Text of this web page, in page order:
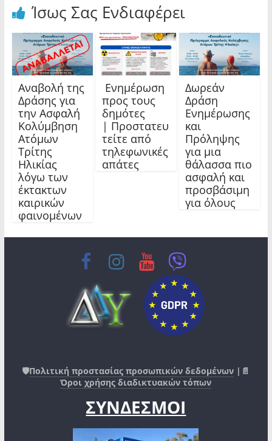
Ίσως Σας Ενδιαφέρει
Αναβολή της
Δράσης για
την Ασφαλή
Κολύμβηση
Ατόμων
Τρίτης
Ηλικίας
λόγω των
έκτακτων
καιρικών
φαινομένων
Ενημέρωση
προς τους
δημότες
| Προστατευ
τείτε από
τηλεφωνικές
απάτες
Δωρεάν
Δράση
Ενημέρωσης
και
Πρόληψης
για μια
θάλασσα πιο
ασφαλή και
προσβάσιμη
για όλους
🛡️Πολιτική προστασίας προσωπικών δεδομένων |📄
Όροι χρήσης διαδικτυακών τόπων
ΣΥΝΔΕΣΜΟΙ